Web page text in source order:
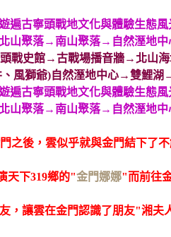
戰史館→古戰場播音牆→北山
風獅爺)自然溼地中心→雙鯉湖
之後，雲似乎就與金門結下了
天下319鄉的"金門娜娜"而前往
，讓雲在金門認識了朋友"湘夫